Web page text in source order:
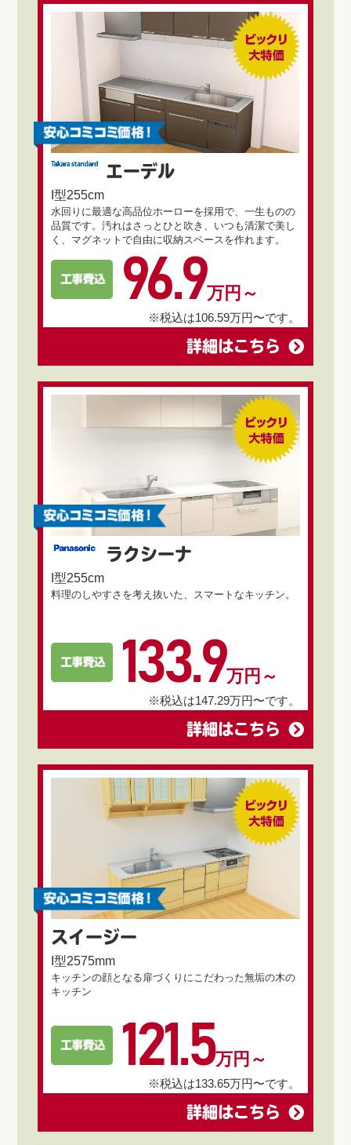
エーデル
I型255cm
水回りに最適な高品位ホーローを採用で、一生ものの
品質です。汚れはさっとひと吹き、いつも清潔で美し
く、マグネットで自由に収納スペースを作れます。
96.9万円～
※税込は106.59万円〜です。
詳細はこちら
ラクシーナ
I型255cm
料理のしやすさを考え抜いた、スマートなキッチン。
133.9万円～
※税込は147.29万円〜です。
詳細はこちら
スイージー
I型2575mm
キッチンの顔となる扉づくりにこだわった無垢の木の
キッチン
121.5万円～
※税込は133.65万円〜です。
詳細はこちら